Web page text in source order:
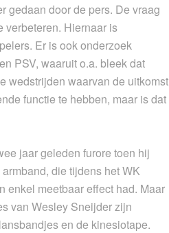
gedaan door de pers. De vraag
verbeteren. Hiernaar is
Er is ook onderzoek
PSV, waaruit o.a. bleek dat
wedstrijden waarvan de uitkomst
functie te hebben, maar is dat
jaar geleden furore toen hij
die tijdens het WK
enkel meetbaar effect had. Maar
van Wesley Sneijder zijn
en de kinesiotape.